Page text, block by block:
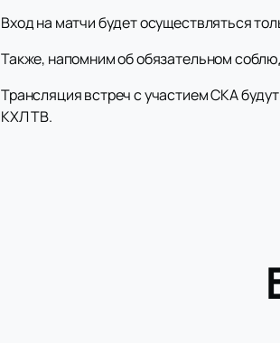
Вход на матчи будет осуществляться
Также, напомним об обязательном
Трансляция встреч с участием СКА
КХЛ ТВ.